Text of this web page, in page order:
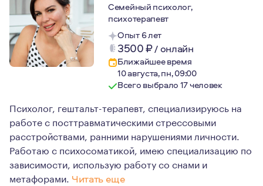
Семейный психолог,
психотерапевт
Опыт 6 лет
3500₽/ онлайн
Ближайшее время
10 августа, пн, 09:00
Всего выбрало 17 человек
Психолог, гештальт-терапевт, специализируюсь на
работе с посттравматическими стрессовыми
расстройствами, ранними нарушениями личности.
Работаю с психосоматикой, имею специализацию по
зависимости, использую работу со снами и
метафорами. Читать еще